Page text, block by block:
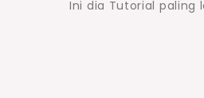
Ini dia Tutorial paling